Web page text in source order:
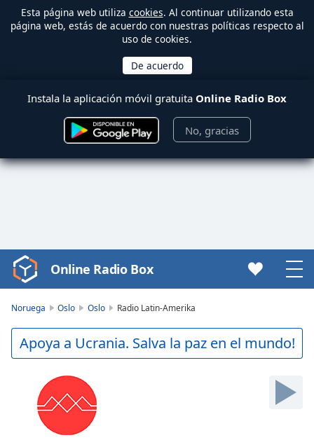
Esta página web utiliza cookies. Al continuar utilizando esta
página web, estás de acuerdo con nuestras políticas respecto al
uso de cookies.
Instala la aplicación móvil gratuita Online Radio Box
No, gracias
Video
Player
Play
Video
Backward
Online Radio Box
Noruega Oslo Oslo Radio Latin-Amerika
Apoya a Ucrania. Salva la paz en el mundo!